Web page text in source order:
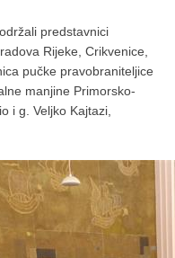
predstavnici
Rijeke, Crikvenice,
pučke pravobraniteljice
manjine Primorsko-
i g. Veljko Kajtazi,